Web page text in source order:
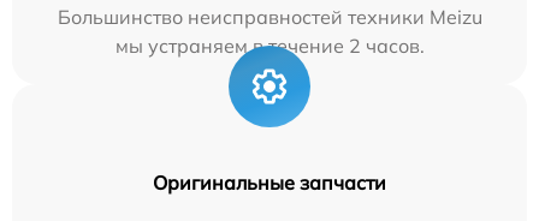
Большинство неисправностей техники Meizu
мы устраняем в течение 2 часов.
Оригинальные запчасти